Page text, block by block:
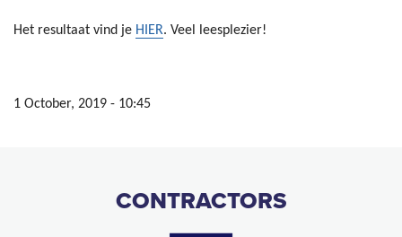
Het resultaat vind je HIER. Veel leesplezier!
1 October, 2019 - 10:45
CONTRACTORS